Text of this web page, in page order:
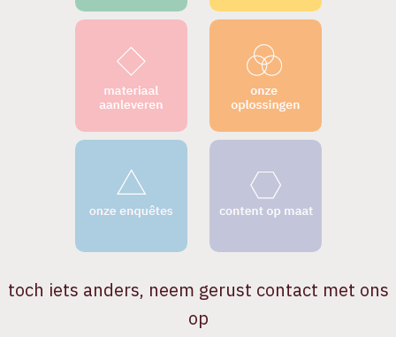
toch iets anders, neem gerust contact met ons
op